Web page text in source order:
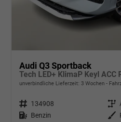
Audi Q3 Sportback
Tech LED+ KlimaP Keyl ACC
unverbindliche Lieferzeit: 3 Wochen
Fahrzeugnr. 134908 Getriebe
Kraftstoff Benzin Außenfarbe